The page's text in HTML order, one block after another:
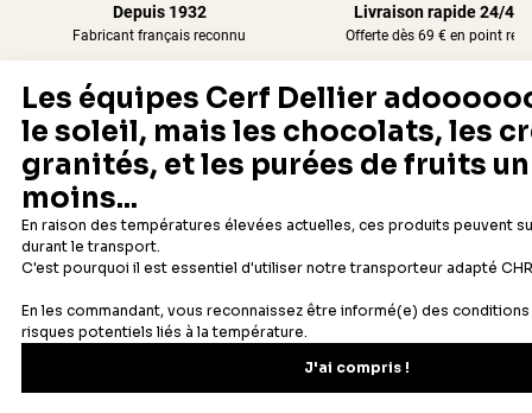
Depuis 1932
Fabricant français reconnu
Livraison rapide 24/48h
Offerte dès 69 € en point
Newsletter
Recevez les recettes, astuces et offres spéciales.
S'inscrire
Vous pourrez vous désinscrire depuis votre espace client.